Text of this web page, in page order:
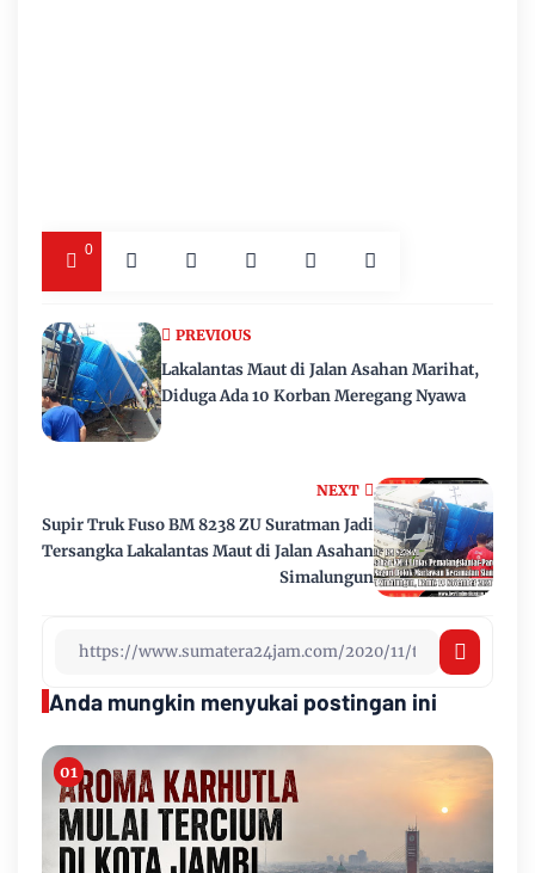
0
NEXT
Supir Truk Fuso BM 8238 ZU Suratman Jadi
Tersangka Lakalantas Maut di Jalan Asahan
Simalungun
PREVIOUS
Lakalantas Maut di Jalan Asahan Marihat,
Diduga Ada 10 Korban Meregang Nyawa
Anda mungkin menyukai postingan ini